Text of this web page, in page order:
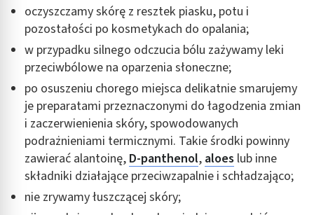
oczyszczamy skórę z resztek piasku, potu i
pozostałości po kosmetykach do opalania;
w przypadku silnego odczucia bólu zażywamy leki
przeciwbólowe na oparzenia słoneczne;
po osuszeniu chorego miejsca delikatnie smarujemy
je preparatami przeznaczonymi do łagodzenia zmian
i zaczerwienienia skóry, spowodowanych
podrażnieniami termicznymi. Takie środki powinny
zawierać alantoinę, D-panthenol, aloes lub inne
składniki działające przeciwzapalnie i schładzająco;
nie zrywamy łuszczącej skóry;